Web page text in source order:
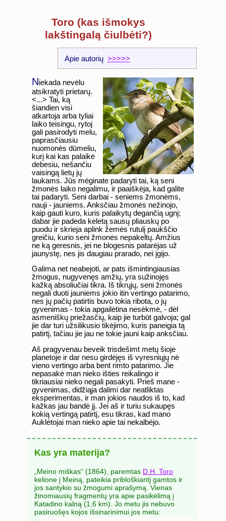
Toro (kas išmokys
lakštingalą čiulbėti?)
Apie autorių >>>>>
Niekada nevėlu
atsikratyti prietarų.
<...> Tai, ką
šiandien visi
atkartoja arba tyliai
laiko teisingu, rytoj
gali pasirodyti melu,
paprasčiausiu
nuomonės dūmeliu,
kurį kai kas palaikė
debesiu, nešančiu
vaisingą lietų jų
laukams. Jūs mėginate padaryti tai, ką seni
žmonės laiko negalimu, ir paaiškėja, kad galite
tai padaryti. Seni darbai - seniems žmonėms,
nauji - jauniems. Anksčiau žmonės nežinojo,
kaip gauti kuro, kuris palaikytų degančią ugnį;
dabar jie padeda keletą sausų pliauskų po
puodu ir skrieja aplink žemės rutulį paukščio
greičiu, kurio seni žmonės nepakeltų. Amžius
ne ką geresnis, jei ne blogesnis patarėjas už
jaunystę, nes jis daugiau prarado, nei įgijo.
Galima net neabejoti, ar pats išmintingiausias
žmogus, nugyvenęs amžių, yra sužinojęs
kažką absoliučiai tikra. Iš tikrųjų, seni žmonės
negali duoti jauniems jokio itin vertingo patarimo,
nes jų pačių patirtis buvo tokia ribota, o jų
gyvenimas - tokia apgailėtina nesėkmė, - dėl
asmeniškų priežasčių, kaip jie turbūt galvoja; gal
jie dar turi užsilikusio tikėjimo, kuris paneigia tą
patirtį, tačiau jie jau ne tokie jauni kaip anksčiau.
Aš pragyvenau beveik trisdešimt metų šioje
planetoje ir dar nesu girdėjęs iš vyresniųjų nė
vieno vertingo arba bent rimto patarimo. Jie
nepasakė man nieko išties reikalingo ir
tikriausiai nieko negali pasakyti. Prieš mane -
gyvenimas, didžiąja dalimi dar neatliktas
eksperimentas, ir man jokios naudos iš to, kad
kažkas jau bandė jį. Jei aš ir turiu sukaupęs
kokią vertingą patirtį, esu tikras, kad mano
Auklėtojai man nieko apie tai nekalbėjo.
Kas yra materija?
„Meino miškas“ (1864), paremtas D.H. Toro
kelione į Meiną, pateikia pribloškiantį gamtos ir
jos santykio su žmogumi aprašymą. Vienas
žinomiausių fragmentų yra apie pasikėlimą į
Katadino kalną (1,6 km). Jo metu jis nebuvo
pasiruošęs kojos išsinarinimui jos metu: